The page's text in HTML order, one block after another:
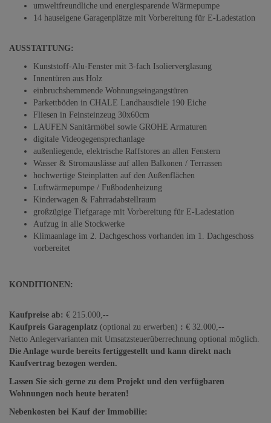
umweltfreundliche und energiesparende Wärmepumpe
14 hauseigene Garagenplätze mit Vorbereitung für E-Ladestation
AUSSTATTUNG:
Kunststoff-Alu-Fenster mit 3-fach Isolierverglasung
Innentüren aus Holz
einbruchshemmende Wohnungseingangstüren
Parkettböden in CHALE Landhausdiele 190 Eiche
Fliesen in Feinsteinzeug 30x60cm
LAUFEN Sanitärmöbel sowie GROHE Armaturen
digitale Videogegensprechanlage
außenliegende, elektrische Raffstores an allen Fenstern
Wasser & Stromauslässe auf allen Balkonen / Terrassen
hochwertige Steinplatten auf den Außenflächen
Luftwärmepumpe / Fußbodenheizung
Kinderwagen & Fahrradabstellraum
großzügige Tiefgarage mit Vorbereitung für E-Ladestation
Aufzug in alle Stockwerke
Klimaanlage im 2. Dachgeschoss vorhanden im 1. Dachgeschoss
vorbereitet
KONDITIONEN:
Kaufpreise ab: € 215.000,--
Kaufpreis Garagenplatz (optional zu erwerben) : € 32.000,--
Netto Anlegervarianten mit Umsatzsteuerüberrechnung optional möglich.
Die Anlage wurde bereits fertiggestellt und kann direkt nach
Kaufvertrag bezogen werden.
Lassen Sie sich gerne zu dem Projekt und den verfügbaren
Wohnungen noch heute beraten!
Nebenkosten bei Kauf der Immobilie: